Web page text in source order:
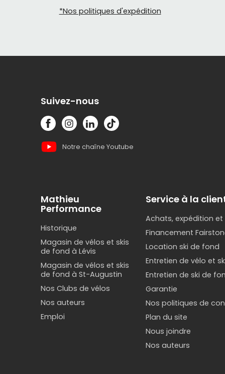
*Nos politiques d'expédition
Suivez-nous
Notre chaîne Youtube
Mathieu
Performance
Historique
Magasin de vélos et skis
de fond à Lévis
Magasin de vélos et skis
de fond à St-Augustin
Nos Clubs de vélos
Nos auteurs
Emploi
Service à la
Achats, expédition et
Financement
Location ski de fond
Entretien de vélo et
Entretien de ski de
Garantie
Nos politiques de
Plan du site
Nous joindre
Nos auteurs